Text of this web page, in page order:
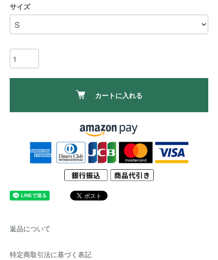
サイズ
カートに入れる
返品について
特定商取引法に基づく表記